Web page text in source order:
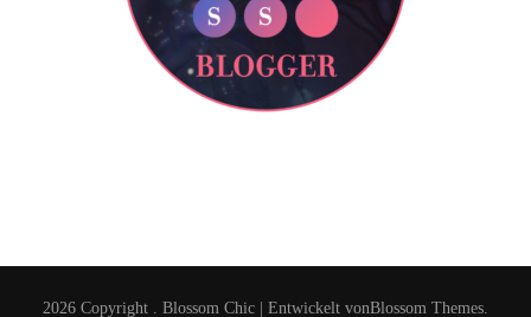
2026 Copyright Blossom Chic | Entwickelt vonBlossom Themes